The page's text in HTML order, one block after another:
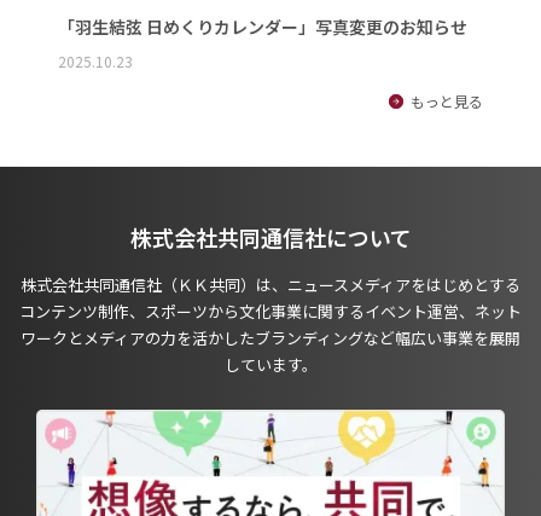
「羽生結弦 日めくりカレンダー」写真変更のお知らせ
2025.10.23
もっと見る
株式会社共同通信社について
株式会社共同通信社（ＫＫ共同）は、ニュースメディアをはじめとする
コンテンツ制作、スポーツから文化事業に関するイベント運営、ネット
ワークとメディアの力を活かしたブランディングなど幅広い事業を展開
しています。